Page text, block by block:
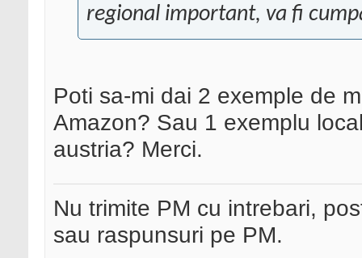
regional important, va fi
Poti sa-mi dai 2 exemple de
Amazon? Sau 1 exemplu
austria? Merci.
Nu trimite PM cu intrebari,
sau raspunsuri pe PM.